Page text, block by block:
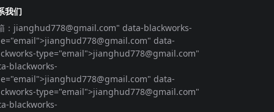
我们
： jianghud778@gmail.com" data-blackworks-
jianghud778@gmail.com" data-
type="email">jianghud778@gmail.com"
blackworks-
jianghud778@gmail.com" data-
type="email">jianghud778@gmail.com"
blackworks-